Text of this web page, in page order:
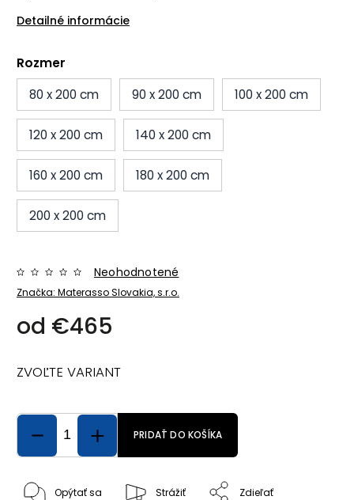
Detailné informácie
Rozmer
80 x 200 cm
90 x 200 cm 100 x 200 cm
120 x 200 cm 140 x 200 cm
160 x 200 cm 180 x 200 cm
200 x 200 cm
Značka: Materasso Slovakia, s.r.o.
Neohodnotené
od €465
ZVOĽTE VARIANT
PRIDAŤ DO KOŠÍKA
Opýtať sa Strážiť Zdieľať